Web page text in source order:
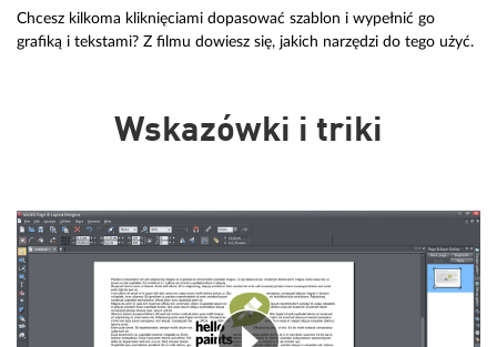
Chcesz kilkoma kliknięciami dopasować szablon i wypełnić go
grafiką i tekstami? Z filmu dowiesz się, jakich narzędzi do tego użyć.
Wskazówki i triki